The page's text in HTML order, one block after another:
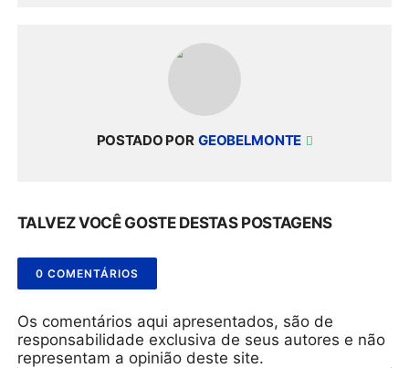
POSTADO POR GEOBELMONTE
TALVEZ VOCÊ GOSTE DESTAS POSTAGENS
0 COMENTÁRIOS
Os comentários aqui apresentados, são de
responsabilidade exclusiva de seus autores e não
representam a opinião deste site.